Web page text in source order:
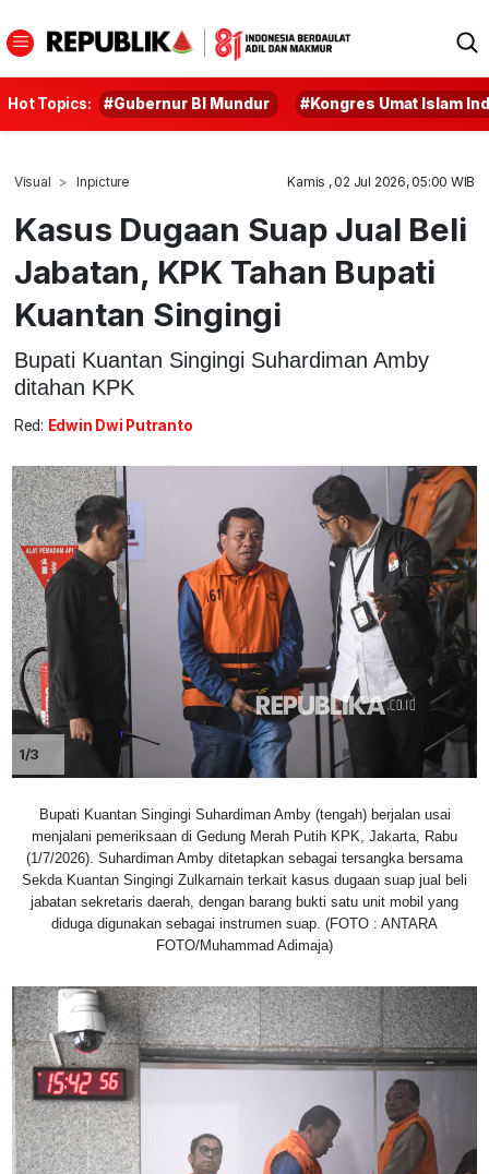
Hot Topics: #Gubernur BI Mundur #Kongres Umat Islam
Visual Inpicture Kamis , 02 Jul 2026, 05:00 WIB
Kasus Dugaan Suap Jual Beli
Jabatan, KPK Tahan Bupati
Kuantan Singingi
Bupati Kuantan Singingi Suhardiman Amby
ditahan KPK
Red: Edwin Dwi Putranto
1/3
Bupati Kuantan Singingi Suhardiman Amby (tengah) berjalan usai
menjalani pemeriksaan di Gedung Merah Putih KPK, Jakarta, Rabu
(1/7/2026). Suhardiman Amby ditetapkan sebagai tersangka bersama
Sekda Kuantan Singingi Zulkarnain terkait kasus dugaan suap jual beli
jabatan sekretaris daerah, dengan barang bukti satu unit mobil yang
diduga digunakan sebagai instrumen suap. (FOTO : ANTARA
FOTO/Muhammad Adimaja)